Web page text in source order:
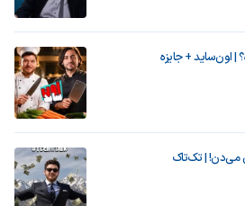
| اون‌ساید + جایزه